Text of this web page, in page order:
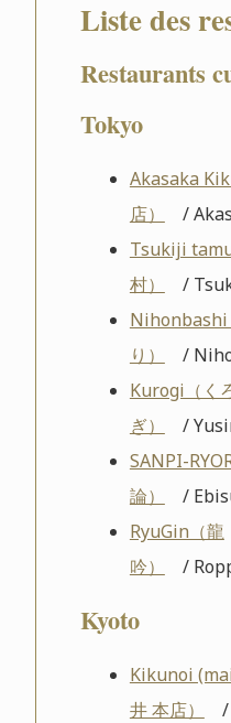
Liste des
Restaurants
Tokyo
Akasaka
店）
/
Tsukiji
村）
/
Nihonbashi
り）
/
Kurogi（く
ぎ）
/
SANPI-
論）
/
RyuGin（龍
吟）
/
Kyoto
Kikunoi
井 本店）
/